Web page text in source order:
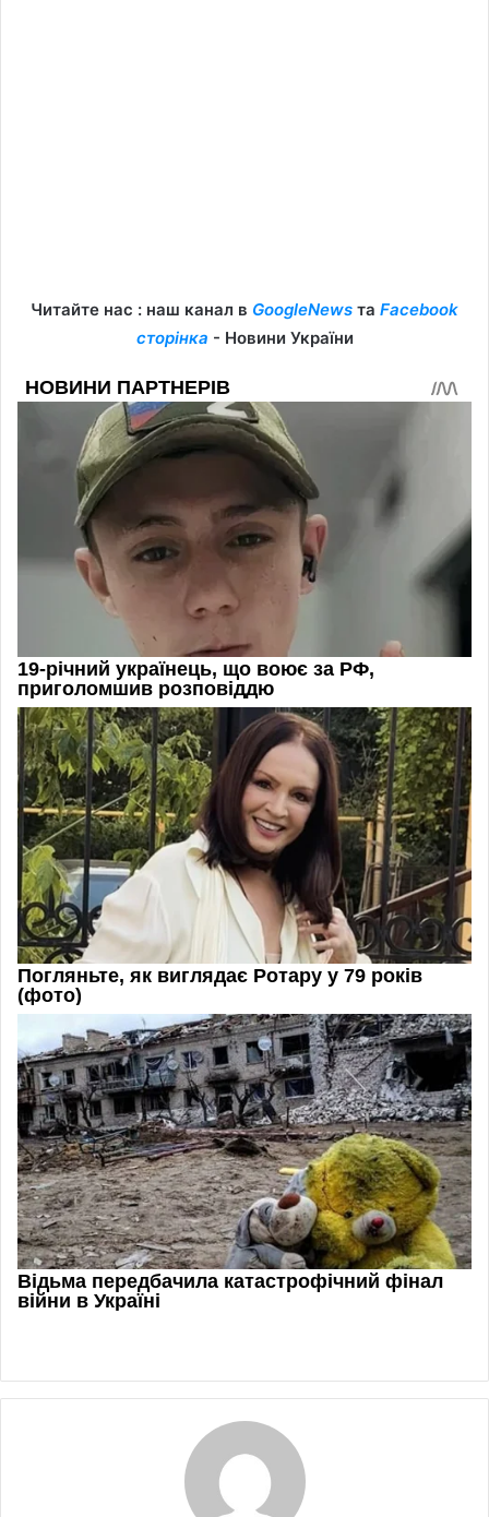
Читайте нас : наш канал в GoogleNews та Facebook
сторінка - Новини України